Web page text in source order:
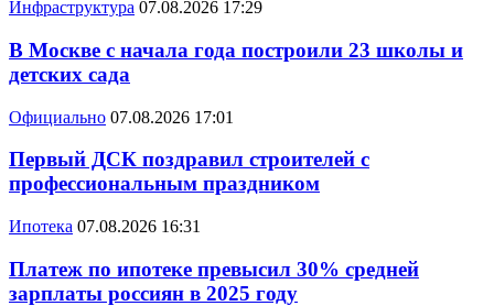
Инфраструктура 07.08.2026 17:29
В Москве с начала года построили 23 школы и
детских сада
Официально 07.08.2026 17:01
Первый ДСК поздравил строителей с
профессиональным праздником
Ипотека 07.08.2026 16:31
Платеж по ипотеке превысил 30% средней
зарплаты россиян в 2025 году